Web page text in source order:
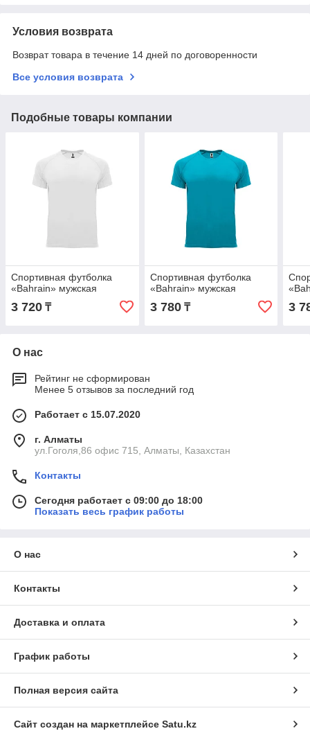
Условия возврата
Возврат товара в течение 14 дней по договоренности
Все условия возврата
Подобные товары компании
Спортивная футболка
«Bahrain» мужская
3 720 ₸
Спортивная футболка
«Bahrain» мужская
3 780₸ 3
О нас
Рейтинг не сформирован
Менее 5 отзывов за последний год
Работает с 15.07.2020
г. Алматы
ул.Гоголя,86 офис 715, Алматы, Казахстан
Контакты
Сегодня работает с 09:00 до 18:00
Показать весь график работы
О нас
Контакты
Доставка и оплата
График работы
Полная версия сайта
Сайт создан на маркетплейсе Satu.kz